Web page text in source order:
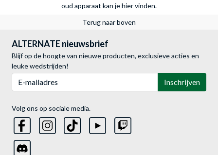
oud apparaat kan je hier vinden.
Terug naar boven
ALTERNATE nieuwsbrief
Blijf op de hoogte van nieuwe producten, exclusieve acties en
leuke wedstrijden!
Inschrijven
Volg ons op sociale media.